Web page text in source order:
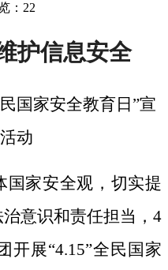
：22
护信息安全
国家安全教育日”宣
动
国家安全观，切实提
意识和责任担当， 4
开展“4.15”全民国家